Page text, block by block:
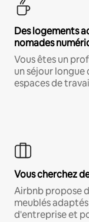
Des logements
nomades
Vous êtes un
un séjour
espaces de
Vous cherchez
Airbnb propose
meublés
d'entreprise et